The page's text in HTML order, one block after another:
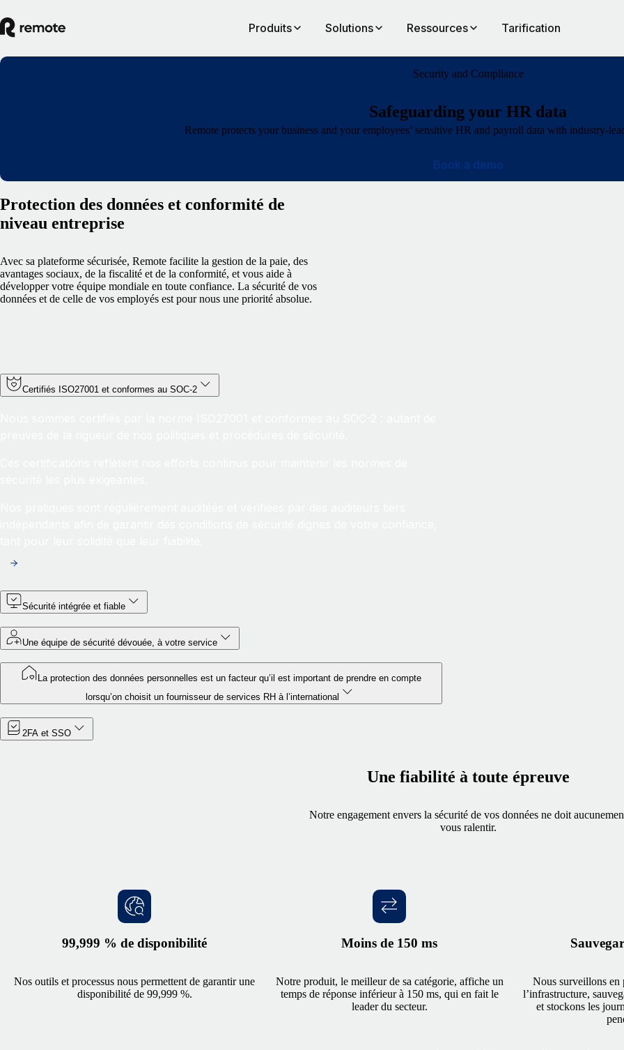
Produits Solutions Ressources Tarification
Security and Compliance
Safeguarding your HR data
Remote protects your business and your employees’ sensitive HR and payroll data with industry-
Book a demo
Protection des données et conformité de
niveau entreprise
Avec sa plateforme sécurisée, Remote facilite la gestion de la paie, des
avantages sociaux, de la fiscalité et de la conformité, et vous aide à
développer votre équipe mondiale en toute confiance. La sécurité de vos
données et de celle de vos employés est pour nous une priorité absolue.
Certifiés ISO27001 et conformes au SOC-2
Sécurité intégrée et fiable
Une équipe de sécurité dévouée, à votre service
La protection des données personnelles est un facteur qu’il est important de prendre en compte
lorsqu’on choisit un fournisseur de services RH à l’international
2FA et SSO
Une fiabilité à toute épreuve
Notre engagement envers la sécurité de vos données ne doit
vous ralentir.
99,999 % de disponibilité
Nos outils et processus nous permettent de garantir une
disponibilité de 99,999 %.
Moins de 150 ms
Notre produit, le meilleur de sa catégorie, affiche un
temps de réponse inférieur à 150 ms, qui en fait le
leader du secteur.
Nous surveillons en
l’infrastructure,
et stockons les